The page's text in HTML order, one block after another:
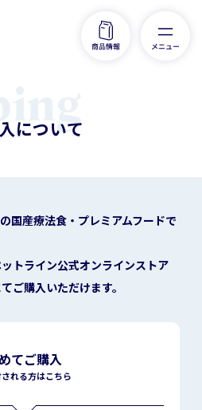
について
国産療法食・プレミアムフードで
トライン公式オンラインストア
ご購入いただけます。
てご購入
れる方はこちら